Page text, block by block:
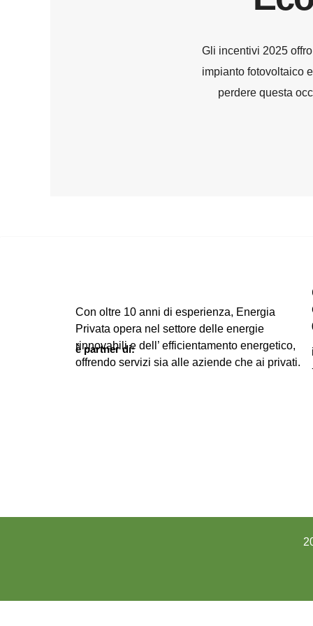
Gli incentivi 2025
impianto fotovoltaico
perdere questa
Con oltre 10 anni di esperienza, Energia
Privata opera nel settore delle energie
rinnovabili e dell’ efficientamento energetico,
offrendo servizi sia alle aziende che ai privati.
è partner di: